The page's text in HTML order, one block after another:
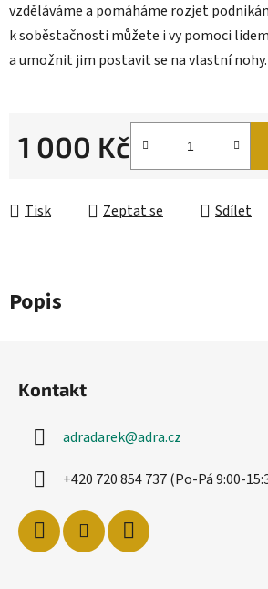
vzděláváme a pomáháme rozjet
k soběstačnosti můžete i vy pomoci
a umožnit jim postavit se na vlastní nohy.
1 000 Kč
Tisk Zeptat se Sdílet
Popis
Kontakt
adradarek@adra.cz
+420 720 854 737 (Po-Pá 9:00-